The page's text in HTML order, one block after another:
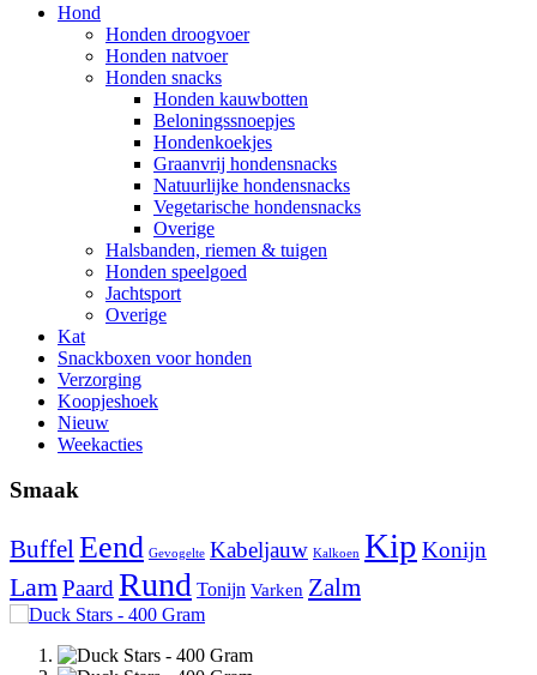
Hond
Honden droogvoer
Honden natvoer
Honden snacks
Honden kauwbotten
Beloningssnoepjes
Hondenkoekjes
Graanvrij hondensnacks
Natuurlijke hondensnacks
Vegetarische hondensnacks
Overige
Halsbanden, riemen & tuigen
Honden speelgoed
Jachtsport
Overige
Kat
Snackboxen voor honden
Verzorging
Koopjeshoek
Nieuw
Weekacties
Smaak
BuffelEend Gevogelte Kabeljauw Kalkoen Kip Konijn
LamPaard Rund Tonijn Varken Zalm